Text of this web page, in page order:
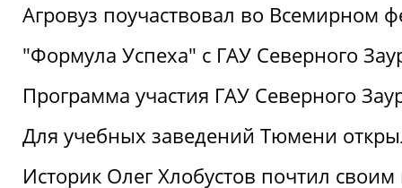
Агровуз поучаствовал во Всемирном
"Формула Успеха" с ГАУ Северного
Программа участия ГАУ Северного
Для учебных заведений Тюмени
Историк Олег Хлобустов почтил